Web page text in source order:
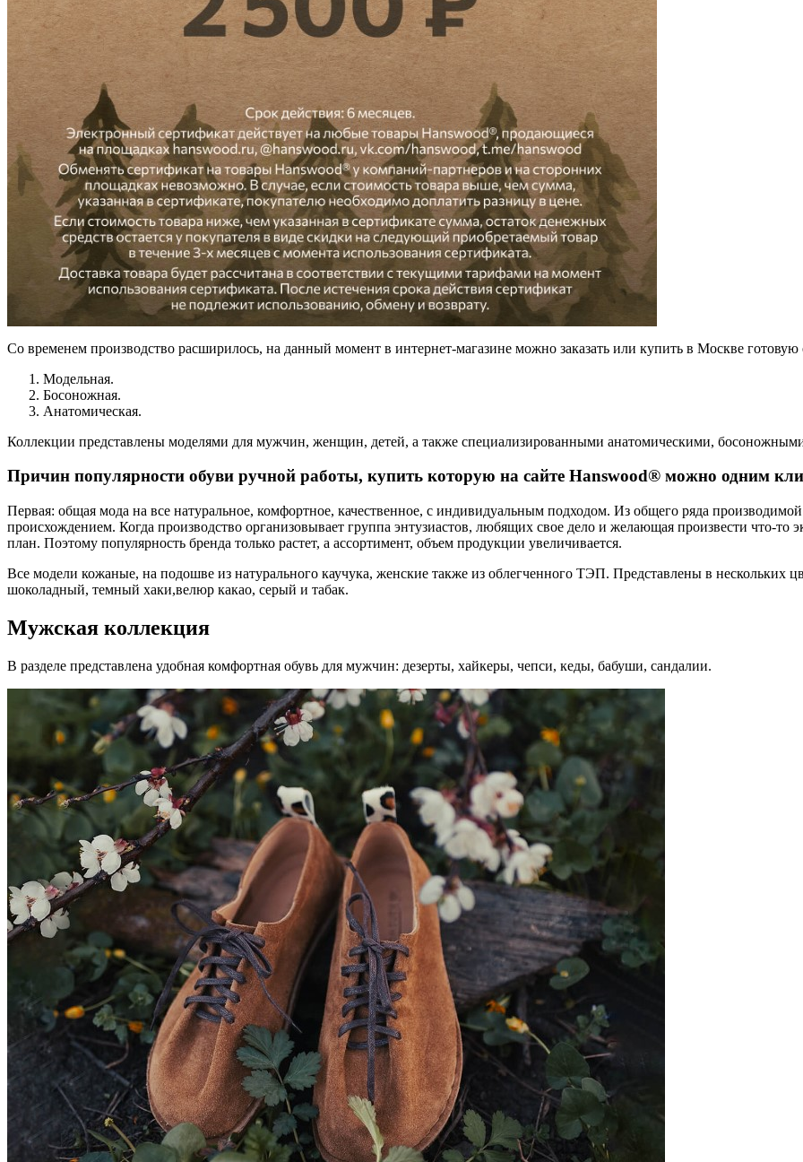
Со временем производство расширилось, на данный момент в интернет-магазине можно заказать или купить в Москве готовую
Модельная.
Босоножная.
Анатомическая.
Коллекции представлены моделями для мужчин, женщин, детей, а также специализированными анатомическими,
Причин популярности обуви ручной работы, купить которую на сайте Hanswood® можно одним
Первая: общая мода на все натуральное, комфортное, качественное, с индивидуальным подходом. Из общего ряда
происхождением. Когда производство организовывает группа энтузиастов, любящих свое дело и желающая произвести что-то
план. Поэтому популярность бренда только растет, а ассортимент, объем продукции увеличивается.
Все модели кожаные, на подошве из натурального каучука, женские также из облегченного ТЭП. Представлены в нескольких
шоколадный, темный хаки,велюр какао, серый и табак.
Мужская коллекция
В разделе представлена удобная комфортная обувь для мужчин: дезерты, хайкеры, чепси, кеды, бабуши, сандалии.